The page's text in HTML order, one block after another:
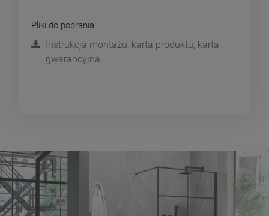
Pliki do pobrania:
Instrukcja montażu, karta produktu, karta
gwarancyjna